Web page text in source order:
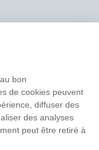
dédiés aux
bon
de cookies peuvent
diffuser des
des analyses
peut être retiré à